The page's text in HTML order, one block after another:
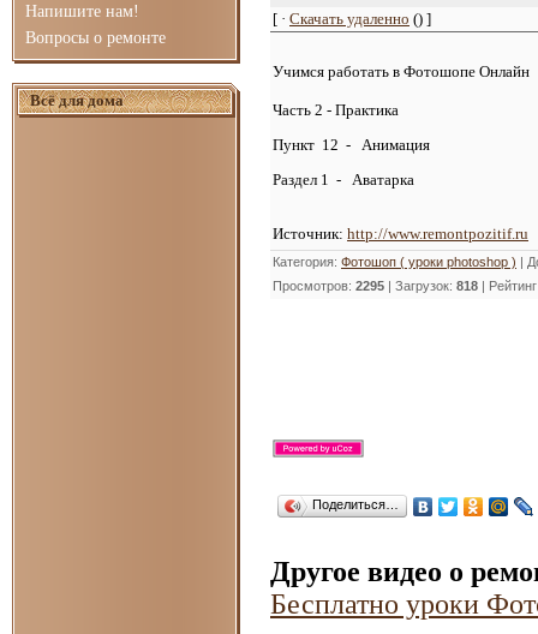
Напишите нам!
Вопросы о ремонте
Всё для дома
[ · Скачать удаленно () ]
Учимся работать в Фотошопе Онлайн
Часть 2 - Практика
Пункт 12 - Анимация
Раздел 1 -
Аватарка
Источник: http://www.remontpozitif.ru
Категория: Фотошоп ( уроки photoshop ) |
Просмотров: 2295 | Загрузок: 818 | Рейтинг
Поделиться…
Другое видео о
Бесплатно уроки